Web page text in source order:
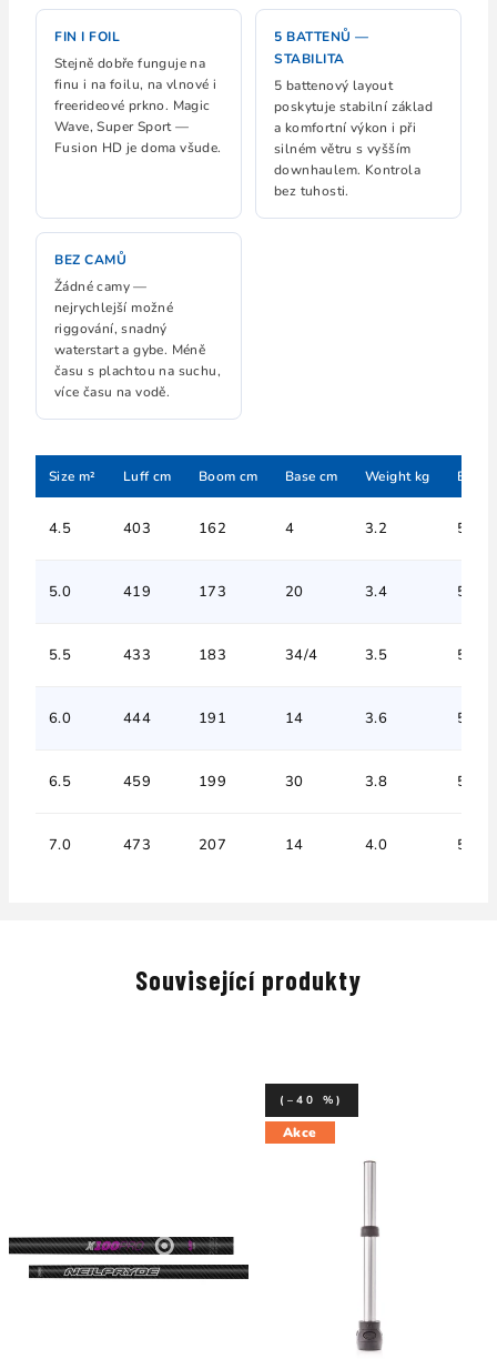
FIN I FOIL
Stejně dobře funguje na
finu i na foilu, na vlnové i
freerideové prkno. Magic
Wave, Super Sport —
Fusion HD je doma všude.
5 BATTENŮ —
STABILITA
5 battenový layout
poskytuje stabilní základ
a komfortní výkon i při
silném větru s vyšším
downhaulem. Kontrola
bez tuhosti.
BEZ CAMŮ
Žádné camy —
nejrychlejší možné
riggování, snadný
waterstart a gybe. Méně
času s plachtou na suchu,
více času na vodě.
Size m² Luff cm Boom cm Base cm Weight kg
4.5 403 162 4 3.2 5
5.0 419 173 20 3.4 5
5.5 433 183 34/4 3.5 5
6.0 444 191 14 3.6 5
6.5 459 199 30 3.8 5
7.0 473 207 14 4.0 5
Související produkty
Akce
(–40 %)